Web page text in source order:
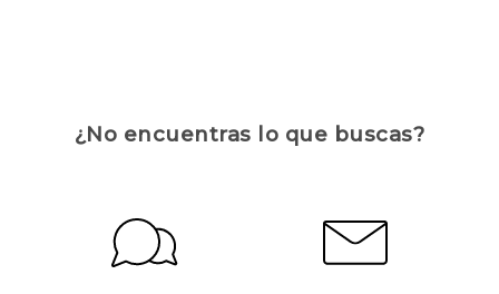
¿No encuentras lo que buscas?